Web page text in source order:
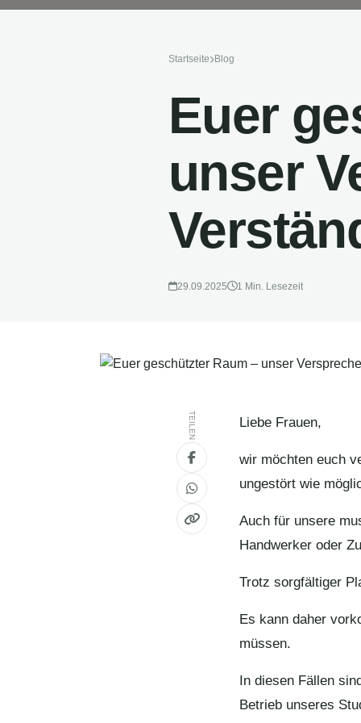
Startseite Blog
Euer
unser
29.09.2025 1 Min. Lesezeit
TEILEN Liebe Frauen,
wir möchten euch
ungestört wie
Auch für unsere
Handwerker oder
Trotz sorgfältiger
Es kann daher
müssen.
In diesen Fällen
Betrieb unseres